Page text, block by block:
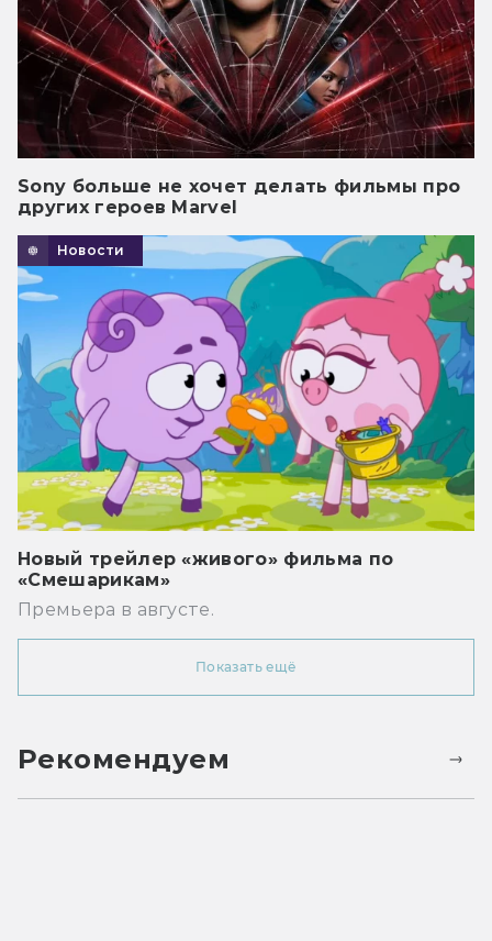
Sony больше не хочет делать фильмы про
других героев Marvel
Новости
Новый трейлер «живого» фильма по
«Смешарикам»
Премьера в августе.
Показать ещё
Рекомендуем